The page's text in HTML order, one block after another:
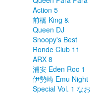
Action 5
前橋 King &
Queen DJ
Snoopy's Best
Ronde Club 11
ARX 8
浦安 Eden Roc 1
伊勢崎 Emu Night
Special Vol. 1 なお